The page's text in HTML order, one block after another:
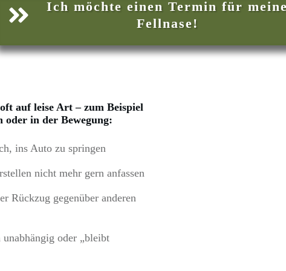
Ich möchte einen Termin für
Fellnase!
auf leise Art – zum Beispiel
oder in der Bewegung:
ins Auto zu springen
nicht mehr gern anfassen
Rückzug gegenüber anderen
oder „bleibt